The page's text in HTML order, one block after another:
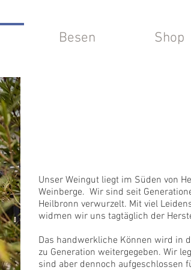
Besen Shop
Unser Weingut liegt im Süden von
Weinberge. Wir sind seit
Heilbronn verwurzelt. Mit viel
widmen wir uns tagtäglich der
Das handwerkliche Können wird in
zu Generation weitergegeben. Wir
sind aber dennoch aufgeschlossen